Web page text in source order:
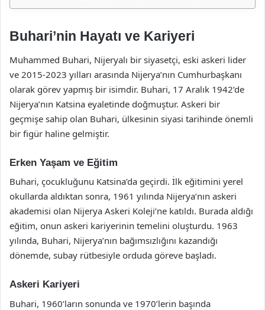
Buhari’nin Hayatı ve Kariyeri
Muhammed Buhari, Nijeryalı bir siyasetçi, eski askeri lider
ve 2015-2023 yılları arasında Nijerya’nın Cumhurbaşkanı
olarak görev yapmış bir isimdir. Buhari, 17 Aralık 1942’de
Nijerya’nın Katsina eyaletinde doğmuştur. Askeri bir
geçmişe sahip olan Buhari, ülkesinin siyasi tarihinde önemli
bir figür haline gelmiştir.
Erken Yaşam ve Eğitim
Buhari, çocukluğunu Katsina’da geçirdi. İlk eğitimini yerel
okullarda aldıktan sonra, 1961 yılında Nijerya’nın askeri
akademisi olan Nijerya Askeri Koleji’ne katıldı. Burada aldığı
eğitim, onun askeri kariyerinin temelini oluşturdu. 1963
yılında, Buhari, Nijerya’nın bağımsızlığını kazandığı
dönemde, subay rütbesiyle orduda göreve başladı.
Askeri Kariyeri
Buhari, 1960’ların sonunda ve 1970’lerin başında